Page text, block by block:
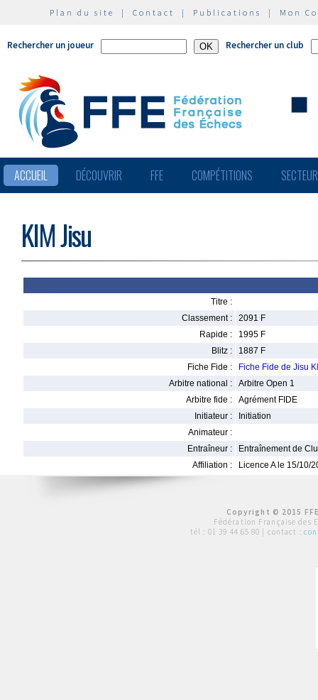
Plan du site | Contact | Publications | Mon
Rechercher un joueur Rechercher un club
ACCUEIL DÉCOUVRIR FFE COMPÉTITIONS
KIM Jisu
Titre :
Classement :
2091 F
Rapide :
1995 F
Blitz :
1887 F
Fiche Fide :
Fiche Fide de Jisu
Arbitre national :
Arbitre Open 1
Arbitre fide :
Agrément FIDE
Initiateur :
Initiation
Animateur :
Entraîneur :
Entraînement de
Affiliation :
Licence A le 15/10/
Copyright © 2015
Fédération Française des
tél : 01 39 44 65 80 | contact :